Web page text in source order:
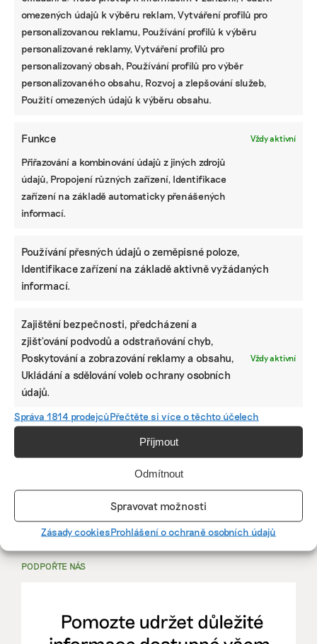
omezených údajů k výběru reklam, Vytváření profilů pro
personalizovanou reklamu, Používání profilů k výběru
personalizované reklamy, Vytváření profilů pro
personalizovaný obsah, Používání profilů pro výběr
personalizovaného obsahu, Rozvoj a zlepšování služeb,
Použití omezených údajů k výběru obsahu.
Funkce Vždy aktivní
Přiřazování a kombinování údajů z jiných zdrojů
údajů, Propojení různých zařízení, Identifikace
zařízení na základě automaticky přenášených
informací.
Používání přesných údajů o zeměpisné poloze,
Identifikace zařízení na základě aktivně vyžádaných
informací.
Zajištění bezpečnosti, předcházení a
zjišťování podvodů a odstraňování chyb,
Poskytování a zobrazování reklamy a obsahu,
Ukládání a sdělování voleb ochrany osobních
údajů.
Vždy aktivní
Správa 1814 prodejcůPřečtěte si více o těchto účelech
Příjmout
Odmítnout
Spravovat možnosti
Zásady cookiesProhlášení o ochraně osobních údajů
PRÁCE, KTERÁ ZLEPŠÍ SVĚT
mutualus
udržitelnosti
právnička/právník
Více naEkoJobs>
PODPOŘTE NÁS